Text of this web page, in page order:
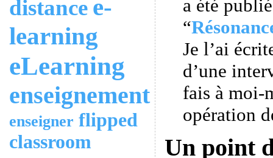
distance e-
learning
eLearning
enseignement
enseigner flipped
classroom
a été
“
Je l’ai
d’une
fais à moi-
opération
Un point